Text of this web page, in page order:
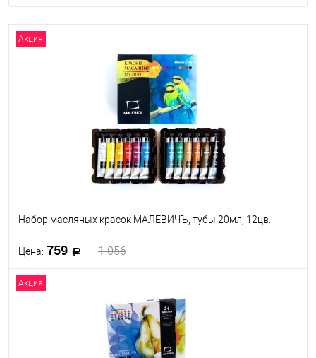
Акция
Набор масляных красок МАЛЕВИЧЪ, тубы 20мл, 12цв.
Цена: 759 1 056
Акция